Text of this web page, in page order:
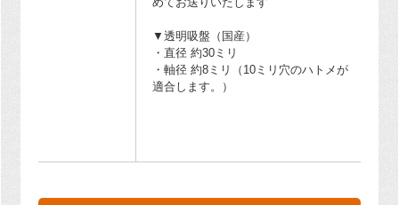
▼透明吸盤（国産）
・直径 約30ミリ
・軸径 約8ミリ（10ミリ穴のハトメが
適合します。）